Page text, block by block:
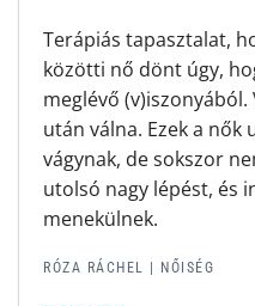
Terápiás tapasztalat,
közötti nő dönt úgy,
meglévő (v)iszonyából.
után válna. Ezek a nők
vágynak, de sokszor
utolsó nagy lépést, és
menekülnek.
RÓZA RÁCHEL NŐISÉG